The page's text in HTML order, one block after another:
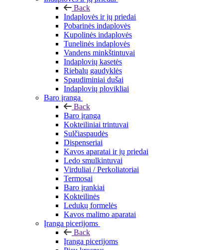
Back
Indaplovės ir jų priedai
Pobarinės indaplovės
Kupolinės indaplovės
Tunelinės indaplovės
Vandens minkštintuvai
Indaplovių kasetės
Riebalų gaudyklės
Spaudiminiai dušai
Indaplovių plovikliai
Baro įranga
Back
Baro įranga
Kokteiliniai trintuvai
Sulčiaspaudės
Dispenseriai
Kavos aparatai ir jų priedai
Ledo smulkintuvai
Virduliai / Perkoliatoriai
Termosai
Baro įrankiai
Kokteilinės
Ledukų formelės
Kavos malimo aparatai
Įranga picerijoms
Back
Įranga picerijoms